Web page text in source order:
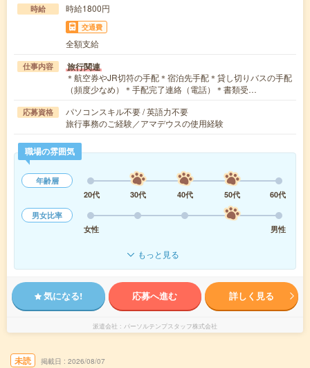
時給 時給1800円
交通費
全額支給
仕事内容 旅行関連
＊航空券やJR切符の手配＊宿泊先手配＊貸し切りバスの手配
（頻度少なめ）＊手配完了連絡（電話）＊書類受…
応募資格
パソコンスキル不要 / 英語力不要
旅行事務のご経験／アマデウスの使用経験
職場の雰囲気
年齢層
20代
30代 40代 50代
60代
男女比率
女性
男性
もっと見る
気になる! 応募へ進む 詳しく見る
派遣会社 パーソルテンプスタッフ株式会社
未読 掲載日 2026/08/07